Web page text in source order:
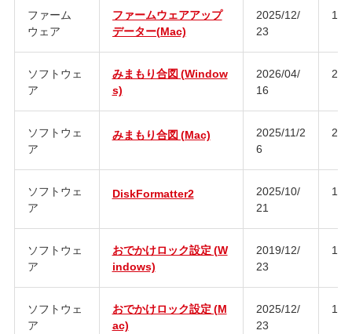
ファーム
ウェア
ファームウェアアップ
データー(Mac)
2025/12/
23
ソフトウェ
ア
みまもり合図 (Window
s)
2026/04/
16
ソフトウェ
ア
みまもり合図 (Mac)
2025/11/2
6
ソフトウェ
ア
DiskFormatter2
2025/10/
21
ソフトウェ
ア
おでかけロック設定 (W
indows)
2019/12/
23
ソフトウェ
ア
おでかけロック設定 (M
ac)
2025/12/
23
1.11